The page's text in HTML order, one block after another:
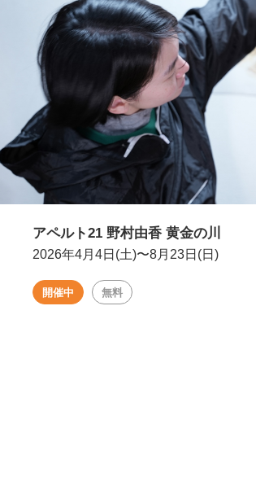
アペルト21 野村由香 黄金の川
2026年4月4日(土)〜8月23日(日)
開催中 無料